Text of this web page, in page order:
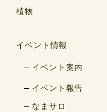
植物
イベント情報
イベント案内
イベント報告
なまサロ